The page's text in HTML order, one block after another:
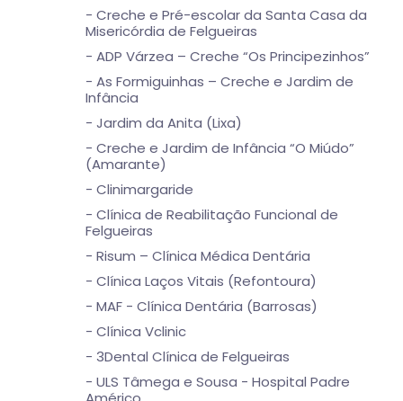
- Creche e Pré-escolar da Santa Casa da
Misericórdia de Felgueiras
- ADP Várzea – Creche “Os Principezinhos”
- As Formiguinhas – Creche e Jardim de
Infância
- Jardim da Anita (Lixa)
- Creche e Jardim de Infância “O Miúdo”
(Amarante)
- Clinimargaride
- Clínica de Reabilitação Funcional de
Felgueiras
- Risum – Clínica Médica Dentária
- Clínica Laços Vitais (Refontoura)
- MAF - Clínica Dentária (Barrosas)
- Clínica Vclinic
- 3Dental Clínica de Felgueiras
- ULS Tâmega e Sousa - Hospital Padre